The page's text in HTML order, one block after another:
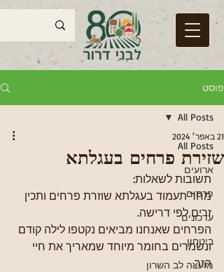
פוסט
All Posts
ארועים
פרסום
עדכונים
ביטחון
מועצה לב השרון
All Posts
שזירת פרחים בעגלתא
21 באפר׳ 2024
תשובות לשאלות:
מחר תעמוד בעגלתא שוזרת פרחים ותכין
זרים לפי דרישה.
הפרחים שאנחנו מביאים נקטפו לילה קודם
ונשמרים בחומר מיוחד שמאריך את חיי
הזר.